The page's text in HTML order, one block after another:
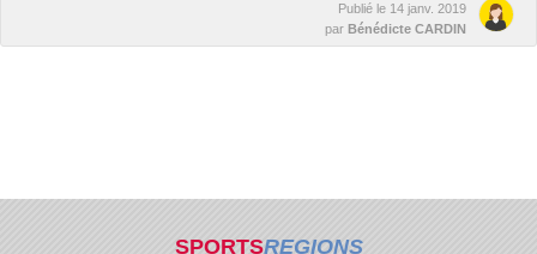
Publié le 14 janv. 2019
par Bénédicte CARDIN
SPORTSREGIONS